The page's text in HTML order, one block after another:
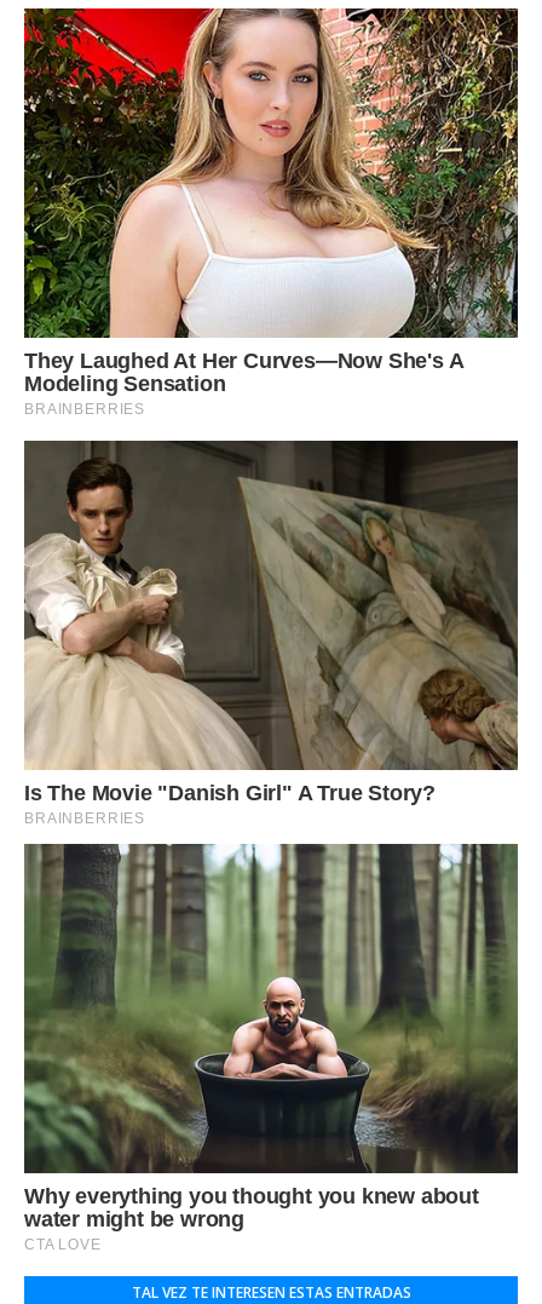
TAL VEZ TE INTERESEN ESTAS ENTRADAS